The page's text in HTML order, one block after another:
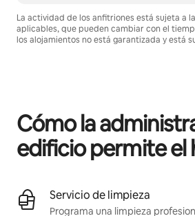
La actividad de los anfitriones está sujeta a
aplicables, que pueden cambiar con el
los alojamientos no está garantizada y está
Cómo la
edificio permite el
Servicio de limpieza
Programa una limpieza